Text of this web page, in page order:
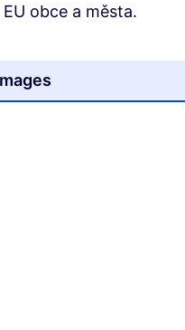
obce a města.